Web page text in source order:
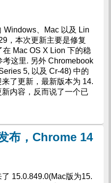
Windows、Mac 以及 Lin
，本次更新主要是修复
Mac OS X Lion 下的稳
这里. 另外 Chromebook
5, 以及 Cr-48) 中的
了更新，最新版本为 14.
内容，反而说了一个已
布，Chrome 14
15.0.849.0(Mac版为15.